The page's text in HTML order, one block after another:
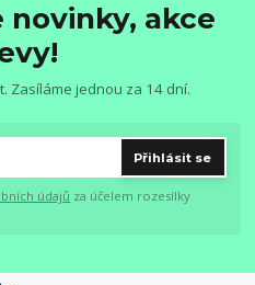
novinky, akce
Zasíláme jednou za 14 dní.
Přihlásit se
údajů za účelem rozesílky